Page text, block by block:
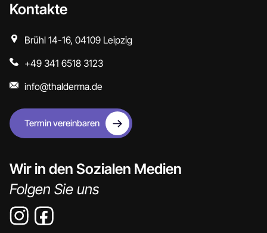
Kontakte
Brühl 14-16, 04109 Leipzig
+49 341 6518 3123
info@thalderma.de
Termin vereinbaren
Wir in den Sozialen Medien
Folgen Sie uns